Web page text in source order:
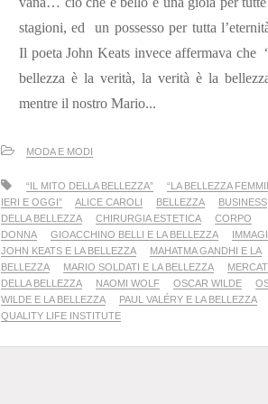
stagioni, ed un possesso per tutta
Il poeta John Keats invece affermava che
bellezza è la verità, la verità è la
mentre il nostro Mario...
MODA E MODI
“IL MITO DELLA BELLEZZA”
“LA BELLEZZA
IERI E OGGI”
ALICE CAROLI BELLEZZA
BUSINESS
DELLA BELLEZZA
CHIRURGIA ESTETICA
CORPO
DONNA
GIOACCHINO BELLI E LA BELLEZZA
JOHN KEATS E LA BELLEZZA
MAHATMA GANDHI E LA
BELLEZZA
MARIO SOLDATI E LA BELLEZZA
DELLA BELLEZZA
NAOMI WOLF OSCAR WILDE
WILDE E LA BELLEZZA
PAUL VALÉRY E LA BELLEZZA
QUALITY LIFE INSTITUTE